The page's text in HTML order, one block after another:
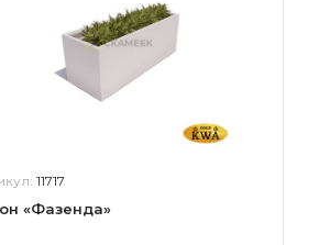
11717
«Фазенда»